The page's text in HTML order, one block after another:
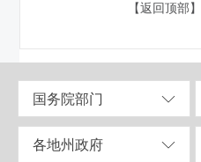
【返回顶部】
国务院部门
各地州政府